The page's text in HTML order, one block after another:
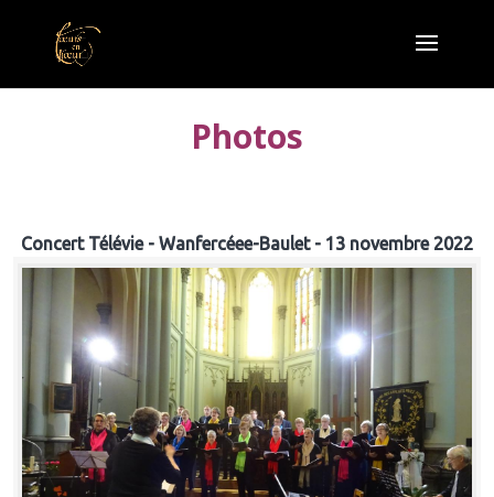
Photos
Concert Télévie - Wanfercéee-Baulet - 13 novembre 2022